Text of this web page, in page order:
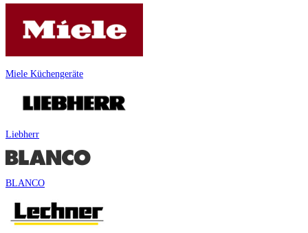
Miele Küchengeräte
Liebherr
BLANCO